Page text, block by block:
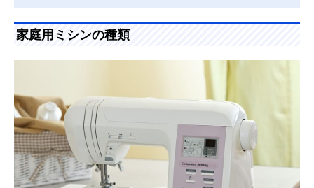
家庭用ミシンの種類